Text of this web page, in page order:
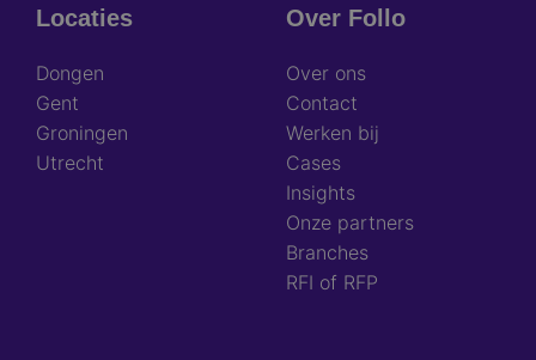
Locaties
Dongen
Gent
Groningen
Utrecht
Over Follo
Over ons
Contact
Werken bij
Cases
Insights
Onze partners
Branches
RFI of RFP